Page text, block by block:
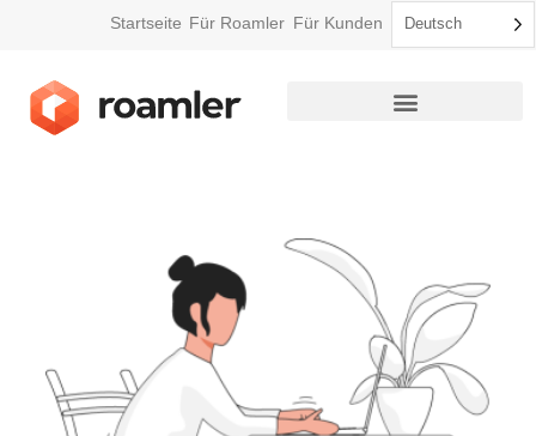
Startseite Für Roamler Für Kunden Deutsch